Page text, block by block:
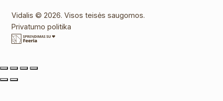
Vidalis © 2026. Visos teisės saugomos.
Privatumo politika